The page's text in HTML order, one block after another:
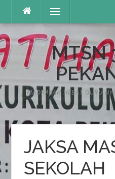
konten
Menu
MTSN
MADRASAH HEBAT GURU
JAKSA
SEKOLAH